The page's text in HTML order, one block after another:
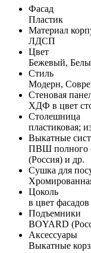
Фасад
Пластик
Материал
ЛДСП
Цвет
Бежевый,
Стиль
Модерн,
Стеновая
ХДФ в цвет
Столешница
пластиковая;
Выкатные
ПВШ полного
(Россия) и др.
Сушка для
Цоколь
в цвет
Подъемники
BOYARD
Аксессуары
Выкатные